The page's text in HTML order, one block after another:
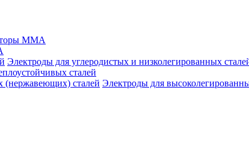
MMA
Электроды для углеродистых и низколегированных
сталей
Электроды для